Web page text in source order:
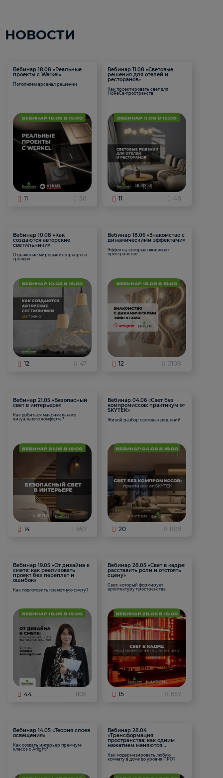
НОВОСТИ
Вебинар 18.08 «Реальные
проекты с Werkel»
Пополняем арсенал решений
11 50
Вебинар 11.08 «Световые
решения для отелей и
ресторанов»
Как проектировать свет для
HoReCa-пространств
11 48
Вебинар 10.08 «Как
создаются авторские
светильники»
Отражение мировых интерьерных
трендов
12 47
Вебинар 18.06 «Знакомство с
динамическими эффектами»
Эффекты, которые оживляют
пространство
12 2108
Вебинар 21.05 «Безопасный
свет в интерьере»
Как добиться максимального
визуального комфорта?
14 657
Вебинар 04.06 «Свет без
компромиссов: практикум от
SKYTEK»
Живой разбор световых решений
20 809
Вебинар 19.05 «От дизайна к
смете: как реализовать
проект без переплат и
ошибок»
Как подготовить грамотную смету?
44 1105
Вебинар 28.05 «Свет в кадре:
расставить роли и отстоять
сцену»
Свет, который формирует
архитектуру пространства.
15 657
Вебинар 14.05 «Теория слоев
освещения»
Как создать интерьер премиум-
класса с Arlight?
Вебинар 28.04
«Трансформация
пространства: как одним
нажатием меняются
Как модернизировать любую
комнату в доме до уровня ПРО?